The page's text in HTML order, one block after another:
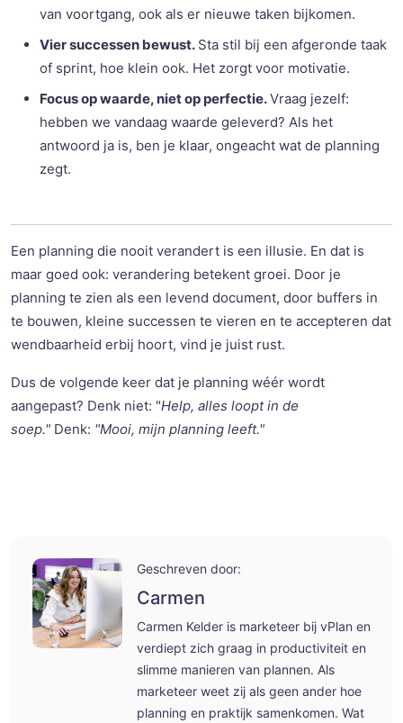
van voortgang, ook als er nieuwe taken bijkomen.
Vier successen bewust. Sta stil bij een afgeronde taak
of sprint, hoe klein ook. Het zorgt voor motivatie.
Focus op waarde, niet op perfectie.Vraag jezelf:
hebben we vandaag waarde geleverd? Als het
antwoord ja is, ben je klaar, ongeacht wat de planning
zegt.
Een planning die nooit verandert is een illusie. En dat is
maar goed ook: verandering betekent groei. Door je
planning te zien als een levend document, door buffers in
te bouwen, kleine successen te vieren en te accepteren dat
wendbaarheid erbij hoort, vind je juist rust.
Dus de volgende keer dat je planning wéér wordt
aangepast? Denk niet: "Help, alles loopt in de
soep." Denk: "Mooi, mijn planning leeft."
Geschreven door:
Carmen
Carmen Kelder is marketeer bij vPlan en
verdiept zich graag in productiviteit en
slimme manieren van plannen. Als
marketeer weet zij als geen ander hoe
planning en praktijk samenkomen. Wat